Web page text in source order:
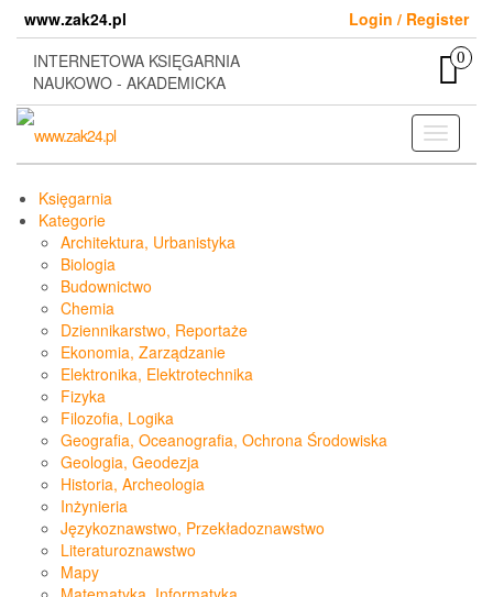
content
www.zak24.pl
Login / Register
INTERNETOWA KSIĘGARNIA
NAUKOWO - AKADEMICKA
0
Toggle
Księgarnia
Kategorie
Architektura, Urbanistyka
Biologia
Budownictwo
Chemia
Dziennikarstwo, Reportaże
Ekonomia, Zarządzanie
Elektronika, Elektrotechnika
Fizyka
Filozofia, Logika
Geografia, Oceanografia, Ochrona Środowiska
Geologia, Geodezja
Historia, Archeologia
Inżynieria
Językoznawstwo, Przekładoznawstwo
Literaturoznawstwo
Mapy